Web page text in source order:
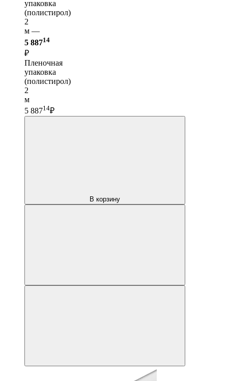
упаковка
(полистирол)
2
м —
5 88714
₽
Пленочная
упаковка
(полистирол)
2
м
5 88714₽
В корзину